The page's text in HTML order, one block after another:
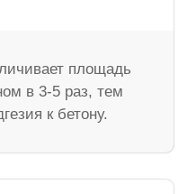
площадь
в 3-5 раз, тем
к бетону.